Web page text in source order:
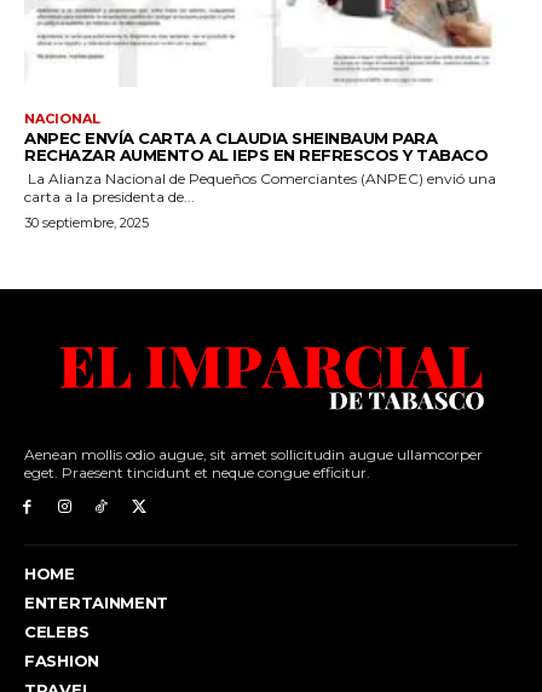
Aenean mollis odio augue, sit amet sollicitudin augue ullamcorper
eget. Praesent tincidunt et neque congue efficitur.
HOME
ENTERTAINMENT
CELEBS
FASHION